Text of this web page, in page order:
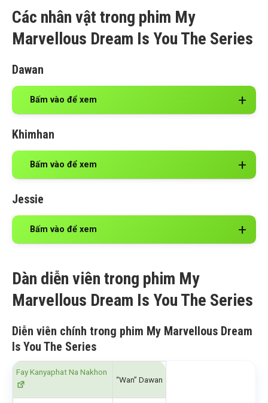
Các nhân vật trong phim My
Marvellous Dream Is You The Series
Dawan
Bấm vào để xem
Khimhan
Bấm vào để xem
Jessie
Bấm vào để xem
Dàn diễn viên trong phim My
Marvellous Dream Is You The Series
Diễn viên chính trong phim My Marvellous Dream
Is You The Series
Fay Kanyaphat Na Nakhon
“Wan” Dawan